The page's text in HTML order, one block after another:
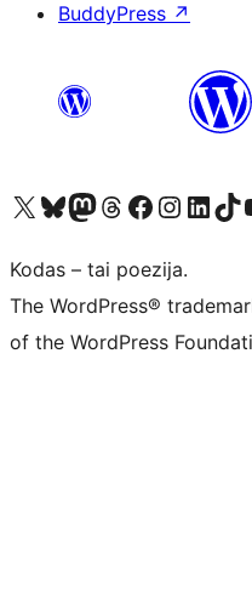
BuddyPress ↗
Visit our X (formerly Twitter) account
Apsilankykite mūsų Bluesky paskyroje
Visit our Mastodon account
Apsilankykite mūsų Threads paskyroje
Visit our Facebook page
Visit our Instagram
Visit our
Kodas – tai poezija.
The WordPress®
of the WordPress